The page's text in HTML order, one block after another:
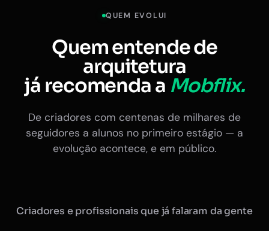
QUEM EVOLUI
Quem entende de
arquitetura
já recomenda a Mobflix.
De criadores com centenas de milhares de
seguidores a alunos no primeiro estágio — a
evolução acontece, e em público.
Criadores e profissionais que já falaram da gente
Maurício @arquitretas Eduardo Nóbrega